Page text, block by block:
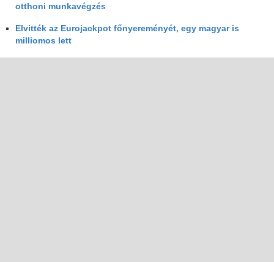
otthoni munkavégzés
Elvitték az Eurojackpot főnyereményét, egy magyar is
milliomos lett